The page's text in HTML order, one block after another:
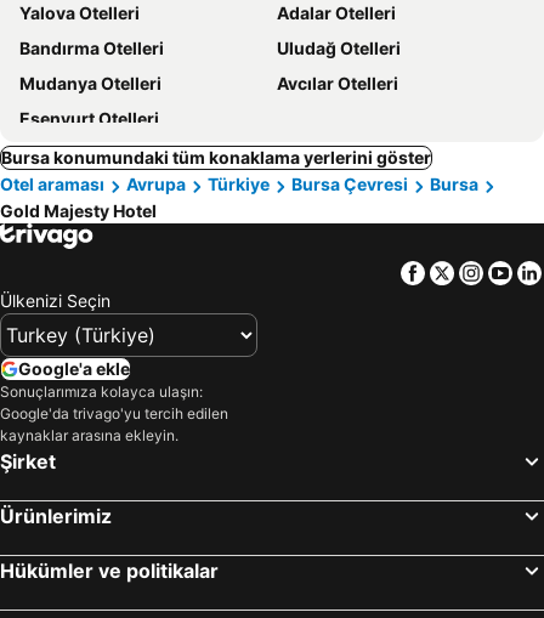
Yalova Otelleri
Adalar Otelleri
Bandırma Otelleri
Uludağ Otelleri
Mudanya Otelleri
Avcılar Otelleri
Esenyurt Otelleri
Bursa konumundaki tüm konaklama yerlerini göster
Otel araması
Avrupa Türkiye Bursa Çevresi
Bursa
Gold Majesty Hotel
Facebook
Twitter
Ülkenizi Seçin
Google'a ekle
Sonuçlarımıza kolayca ulaşın:
Google'da trivago'yu tercih edilen
kaynaklar arasına ekleyin.
Şirket
Ürünlerimiz
Hükümler ve politikalar